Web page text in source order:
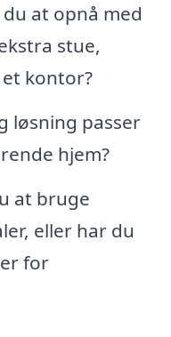
at opnå med
stue,
kontor?
løsning passer
hjem?
at bruge
eller har du
for